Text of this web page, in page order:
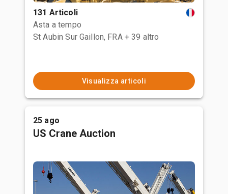
131 Articoli
Asta a tempo
St Aubin Sur Gaillon, FRA + 39 altro
Visualizza articoli
25 ago
US Crane Auction